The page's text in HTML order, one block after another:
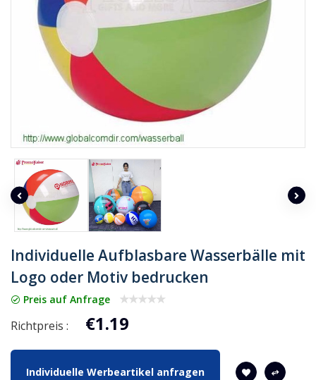
Individuelle Aufblasbare Wasserbälle mit
Logo oder Motiv bedrucken
Preis auf Anfrage
Richtpreis : €1.19
Individuelle Werbeartikel anfragen